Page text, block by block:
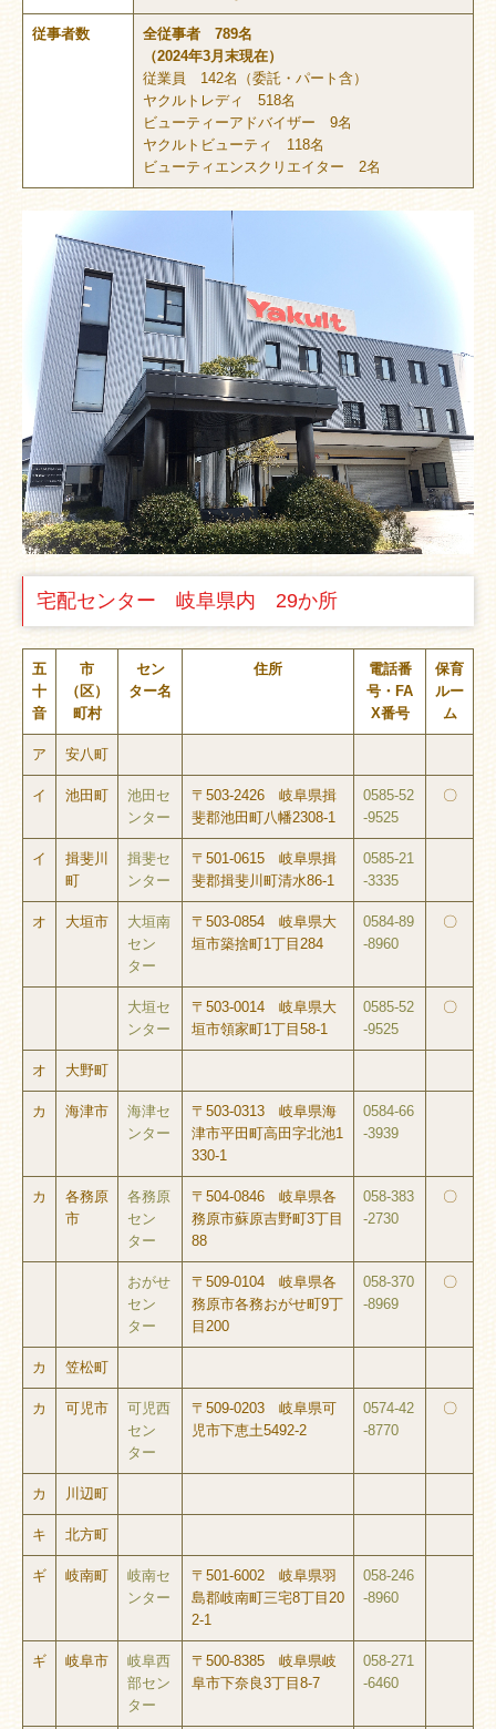
従事者数
全従事者 789名
（2024年3月末現在）
従業員 142名（委託・パート含）
ヤクルトレディ 518名
ビューティーアドバイザー 9名
ヤクルトビューティ 118名
ビューティエンスクリエイター 2名
宅配センター 岐阜県内 29か所
五
十
音
市
（区）
町村
セン
ター名
住所
電話番
号・FA
X番号
保育
ルー
ム
ア 安八町
イ 池田町
池田セ
ンター
〒503-2426 岐阜県揖
斐郡池田町八幡2308-1
0585-52
-9525
〇
イ
揖斐川
町
揖斐セ
ンター
〒501-0615 岐阜県揖
斐郡揖斐川町清水86-1
0585-21
-3335
オ 大垣市
大垣南
セン
ター
〒503-0854 岐阜県大
垣市築捨町1丁目284
0584-89
-8960
〇
大垣セ
ンター
〒503-0014 岐阜県大
垣市領家町1丁目58-1
0585-52
-9525
〇
オ 大野町
カ 海津市
海津セ
ンター
〒503-0313 岐阜県海
津市平田町高田字北池1
330-1
0584-66
-3939
カ
各務原
市
各務原
セン
ター
〒504-0846 岐阜県各
務原市蘇原吉野町3丁目
88
058-383
-2730
〇
おがせ
セン
ター
〒509-0104 岐阜県各
務原市各務おがせ町9丁
目200
058-370
-8969
〇
カ 笠松町
カ 可児市
可児西
セン
ター
〒509-0203 岐阜県可
児市下恵土5492-2
0574-42
-8770
〇
カ 川辺町
キ 北方町
ギ 岐南町
岐南セ
ンター
〒501-6002 岐阜県羽
島郡岐南町三宅8丁目20
2-1
058-246
-8960
ギ 岐阜市
岐阜西
部セン
ター
〒500-8385 岐阜県岐
阜市下奈良3丁目8-7
058-271
-6460